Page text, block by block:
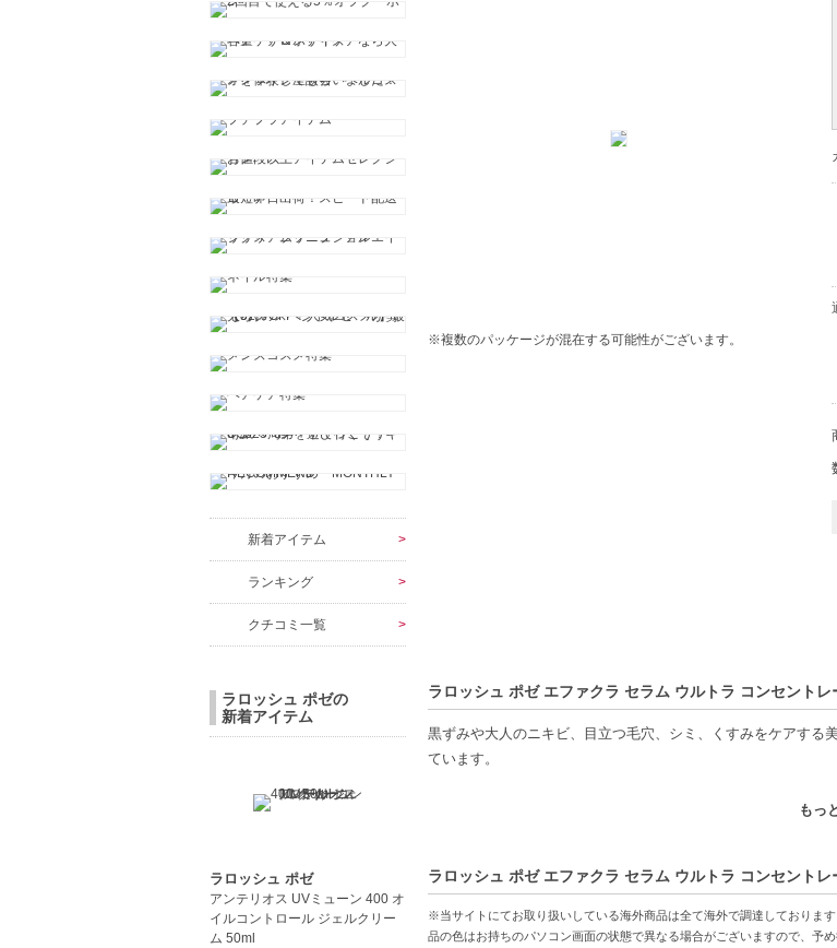
※複数のパッケージが混在する可能性がございます。
ラロッシュ ポゼ エファクラ セラム ウルトラ コンセント
黒ずみや大人のニキビ、目立つ毛穴、シミ、くすみをケアする
ています。
あらゆる肌タイプに対応-さまざまな肌質に適応し、潤いと透明
【こんな方へおすすめ】
もっ
ラロッシュ ポゼ エファクラ セラム ウルトラ コンセント
※当サイトにてお取り扱いしている海外商品は全て海外で調達しておりま
品の色はお持ちのパソコン画面の状態で異なる場合がございますので、予め
新着アイテム
ランキング
クチコミ一覧
ラロッシュ ポゼの
新着アイテム
ラロッシュ ポゼ
アンテリオス UVミューン 400 オ
イルコントロール ジェルクリー
ム 50ml